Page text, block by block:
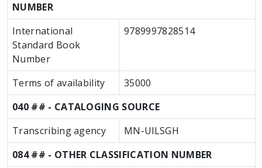
NUMBER
International
Standard Book
Number
9789997828514
Terms of availability
35000
040 ## - CATALOGING SOURCE
Transcribing agency
MN-UlLSGH
084 ## - OTHER CLASSIFICATION NUMBER